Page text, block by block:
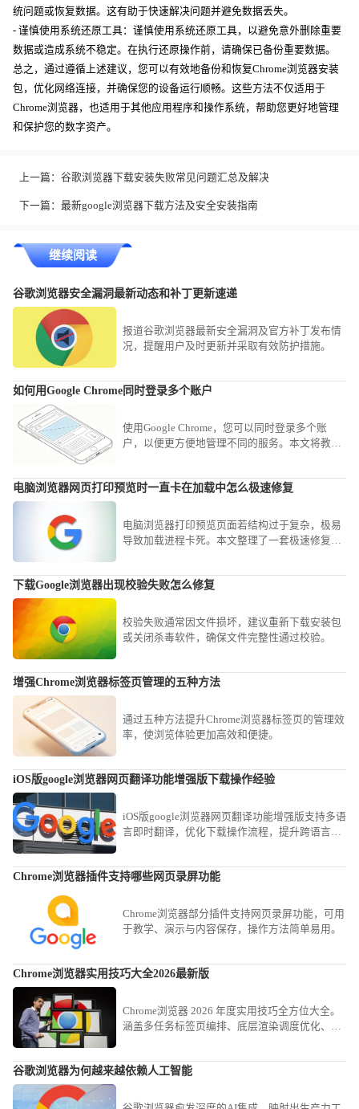
统问题或恢复数据。这有助于快速解决问题并避免数据丢失。
- 谨慎使用系统还原工具：谨慎使用系统还原工具，以避免意外删除重要
数据或造成系统不稳定。在执行还原操作前，请确保已备份重要数据。
总之，通过遵循上述建议，您可以有效地备份和恢复Chrome浏览器安装
包，优化网络连接，并确保您的设备运行顺畅。这些方法不仅适用于
Chrome浏览器，也适用于其他应用程序和操作系统，帮助您更好地管理
和保护您的数字资产。
上一篇： 谷歌浏览器下载安装失败常见问题汇总及解决
下一篇： 最新google浏览器下载方法及安全安装指南
继续阅读
谷歌浏览器安全漏洞最新动态和补丁更新速递
报道谷歌浏览器最新安全漏洞及官方补丁发布情
况，提醒用户及时更新并采取有效防护措施。
如何用Google Chrome同时登录多个账户
使用Google Chrome，您可以同时登录多个账
户，以便更方便地管理不同的服务。本文将教您
电脑浏览器网页打印预览时一直卡在加载中怎么极速修复
电脑浏览器打印预览页面若结构过于复杂，极易
导致加载进程卡死。本文整理了一套极速修复方
下载Google浏览器出现校验失败怎么修复
校验失败通常因文件损坏，建议重新下载安装包
或关闭杀毒软件，确保文件完整性通过校验。
增强Chrome浏览器标签页管理的五种方法
通过五种方法提升Chrome浏览器标签页的管理效
率，使浏览体验更加高效和便捷。
iOS版google浏览器网页翻译功能增强版下载操作经验
iOS版google浏览器网页翻译功能增强版支持多语
言即时翻译，优化下载操作流程，提升跨语言网
Chrome浏览器插件支持哪些网页录屏功能
Chrome浏览器部分插件支持网页录屏功能，可用
于教学、演示与内容保存，操作方法简单易用。
Chrome浏览器实用技巧大全2026最新版
Chrome浏览器 2026 年度实用技巧全方位大全。
涵盖多任务标签页编排、底层渲染调度优化、高
办公的全面生产力跃升。
谷歌浏览器为何越来越依赖人工智能